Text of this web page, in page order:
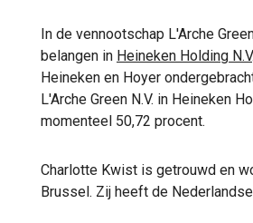
In de vennootschap L'Arche
belangen in Heineken Holding N.V
Heineken en Hoyer
L'Arche Green N.V. in Heineken
momenteel 50,72 procent.
Charlotte Kwist is getrouwd en
Brussel. Zij heeft de